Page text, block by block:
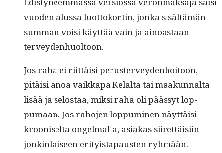
vuo­den alus­sa luot­toko­rtin, jon­ka sisältämän
sum­man voisi käyt­tää vain ja ain­oas­taan
terveydenhuoltoon.
Jos raha ei riit­täisi peruster­vey­den­hoitoon,
pitäisi anoa vaikka­pa Kelal­ta tai maakunnal­ta
lisää ja selostaa, mik­si raha oli päässyt lop­
pumaan. Jos raho­jen lop­pumi­nen näyt­täisi
krooniselta ongel­mal­ta, asi­akas siiret­täisi­in
jonkin­laiseen eri­ty­istapausten ryhmään.